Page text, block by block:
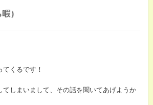
）
くるです！
てしまいまして、その話を聞いてあげようか